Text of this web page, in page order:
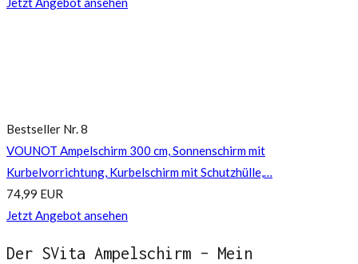
Bestseller Nr. 8
VOUNOT Ampelschirm 300 cm, Sonnenschirm mit
Kurbelvorrichtung, Kurbelschirm mit Schutzhülle,…
74,99 EUR
Jetzt Angebot ansehen
Der SVita Ampelschirm – Mein